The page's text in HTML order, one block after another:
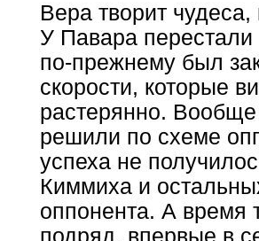
Вера творит
У Павара перестали
по-прежнему был
скорости, которые
растерянно. Вообще
решили по схеме
успеха не
Киммиха и
оппонента. А время
подряд, впервые в